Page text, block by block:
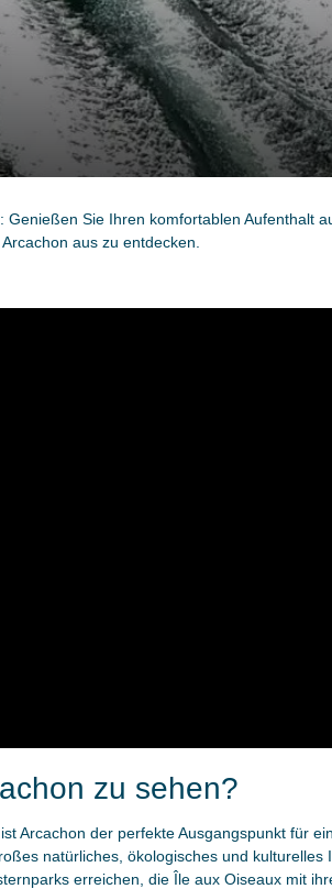
Sie Ihren komfortablen Aufenthalt
aus zu entdecken.
zu sehen?
Arcachon der perfekte Ausgangspunkt für
natürliches, ökologisches und kulturelles
erreichen, die Île aux Oiseaux mit